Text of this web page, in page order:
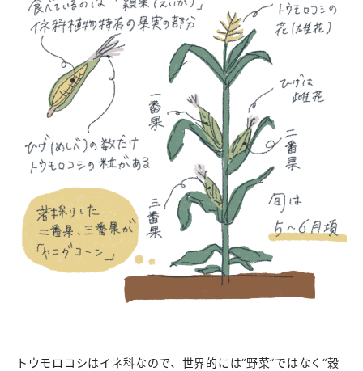
トウモロコシはイネ科なので、世界的には“野菜”ではなく“穀